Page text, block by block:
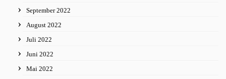
September 2022
August 2022
Juli 2022
Juni 2022
Mai 2022